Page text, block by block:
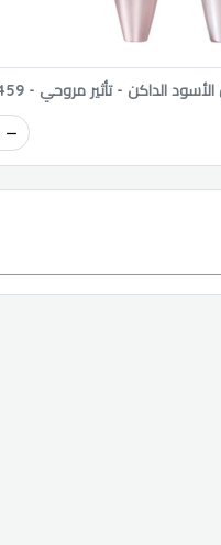
الداكن - تأثير مروحي - 459